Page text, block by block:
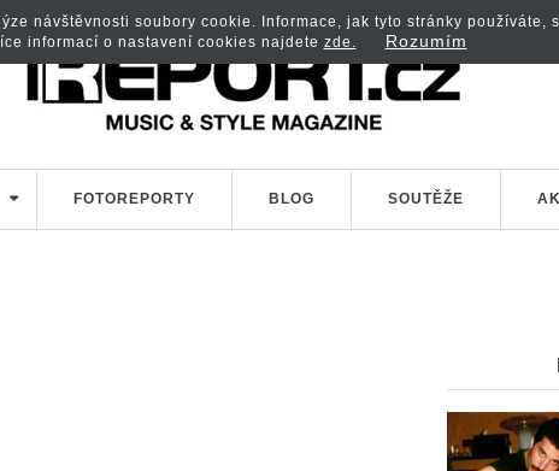
FOTOREPORTY BLOG SOUTĚŽE
návštěvnosti soubory cookie. Informace, jak tyto stránky
informací o nastavení cookies najdete zde. Rozumím